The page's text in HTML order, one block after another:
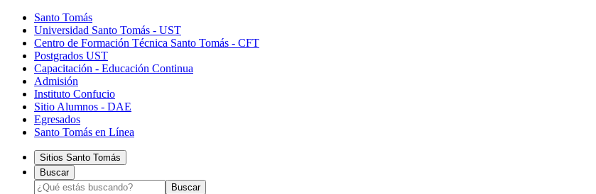
Santo Tomás
Universidad Santo Tomás - UST
Centro de Formación Técnica Santo Tomás - CFT
Postgrados UST
Capacitación - Educación Continua
Admisión
Instituto Confucio
Sitio Alumnos - DAE
Egresados
Santo Tomás en Línea
Sitios Santo Tomás
Buscar